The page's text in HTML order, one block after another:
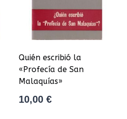
Quién escribió la
«Profecía de San
Malaquías»
10,00 €